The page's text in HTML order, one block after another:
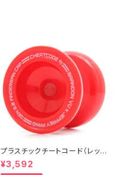
プラスチックチートコード（レッ
ド）
¥3,592